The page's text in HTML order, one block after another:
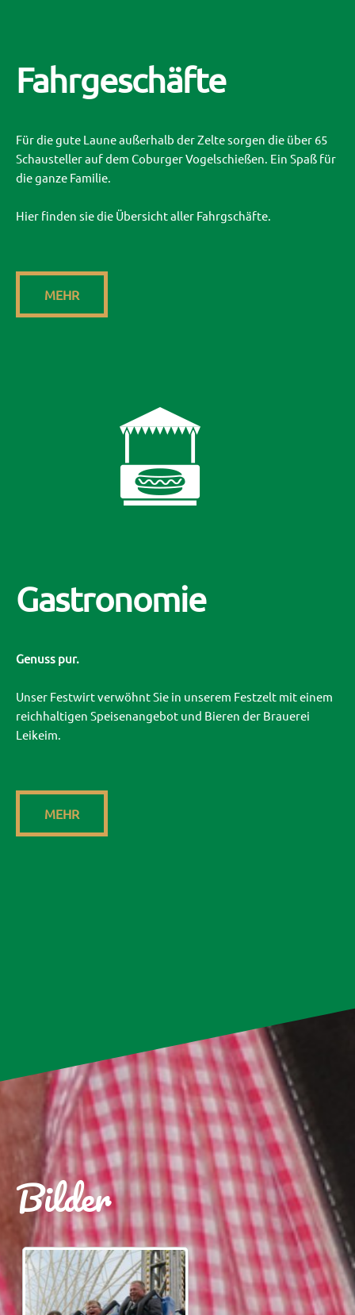
Fahrgeschäfte
Für die gute Laune außerhalb der Zelte sorgen die über 65
Schausteller auf dem Coburger Vogelschießen. Ein Spaß für
die ganze Familie.
Hier finden sie die Übersicht aller Fahrgschäfte.
MEHR
Gastronomie
Genuss pur.
Unser Festwirt verwöhnt Sie in unserem Festzelt mit einem
reichhaltigen Speisenangebot und Bieren der Brauerei
Leikeim.
MEHR
Bilder